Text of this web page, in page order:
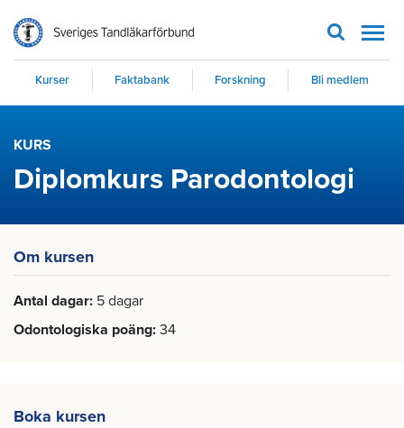
Kurser Faktabank Forskning Bli medlem
KURS
Diplomkurs Parodontologi
Om kursen
Antal dagar 5 dagar
Odontologiska poäng 34
Boka kursen